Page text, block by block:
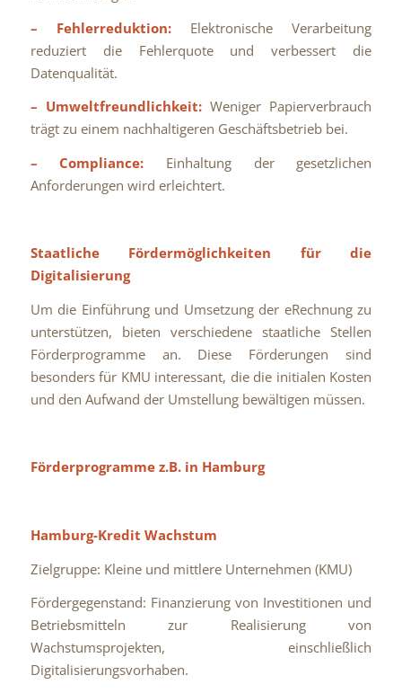
– Fehlerreduktion:Elektronische Verarbeitung
reduziert die Fehlerquote und verbessert die
Datenqualität.
– Umweltfreundlichkeit:Weniger Papierverbrauch
trägt zu einem nachhaltigeren Geschäftsbetrieb bei.
– Compliance: Einhaltung der gesetzlichen
Anforderungen wird erleichtert.
Staatliche Fördermöglichkeiten für die
Digitalisierung
Um die Einführung und Umsetzung der eRechnung zu
unterstützen, bieten verschiedene staatliche Stellen
Förderprogramme an. Diese Förderungen sind
besonders für KMU interessant, die die initialen Kosten
und den Aufwand der Umstellung bewältigen müssen.
Förderprogramme z.B. in Hamburg
Hamburg-Kredit Wachstum
Zielgruppe: Kleine und mittlere Unternehmen (KMU)
Fördergegenstand: Finanzierung von Investitionen und
Betriebsmitteln zur Realisierung von
Wachstumsprojekten, einschließlich
Digitalisierungsvorhaben.